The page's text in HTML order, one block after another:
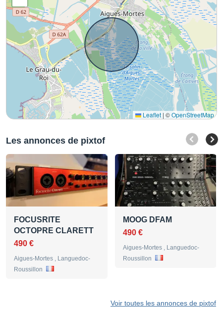
Leaflet | ©OpenStreetMap
Les annonces de pixtof
FOCUSRITE
OCTOPRE CLARETT
490 €
Aigues-Mortes , Languedoc-
Roussillon
MOOG DFAM
490 €
Aigues-Mortes , Languedoc-
Roussillon
Voir toutes les annonces de pixtof